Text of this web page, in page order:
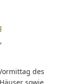
,
des